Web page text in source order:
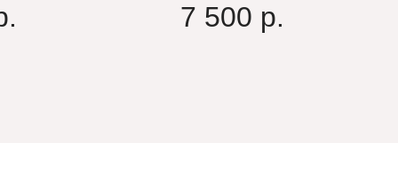
7 500 р.